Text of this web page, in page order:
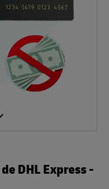
DHL Express -